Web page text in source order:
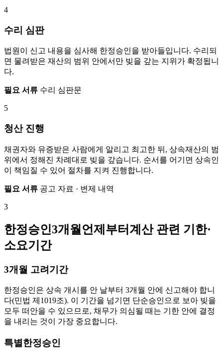
4
수리 심판
법원이 신고 내용을 심사해 한정승인을 받아들입니다. 수리되
면 물려받은 재산의 범위 안에서만 빚을 갚는 지위가 확정됩니
다.
필요 서류 수리 심판문
5
청산 진행
채권자와 유증받은 사람에게 알리고 최고한 뒤, 상속재산의 범
위에서 정해진 차례대로 빚을 갚습니다. 순서를 어기면 상속인
이 책임질 수 있어 절차를 지켜 진행합니다.
필요 서류 공고 자료 · 변제 내역
3
한정승인3개월언제부터계산 관련 기한·
소요기간
3개월 고려기간
한정승인은 상속 개시를 안 날부터 3개월 안에 신고해야 합니
다(민법 제1019조). 이 기간을 넘기면 단순승인으로 보아 빚을
모두 떠안을 수 있으므로, 채무가 의심될 때는 기한 안에 결정
을 내리는 것이 가장 중요합니다.
특별한정승인